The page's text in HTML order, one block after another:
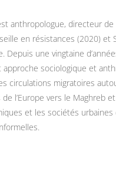
anthropologue, directeur
en résistances (2020) et
Depuis une vingtaine
sociologique et
circulations migratoires
l’Europe vers le Maghreb
et les sociétés